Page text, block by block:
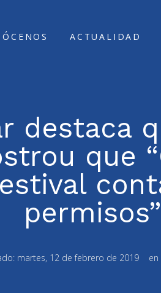
ACTUALIDAD
destaca
que
permisos”
martes, 12 de febrero de 2019 en